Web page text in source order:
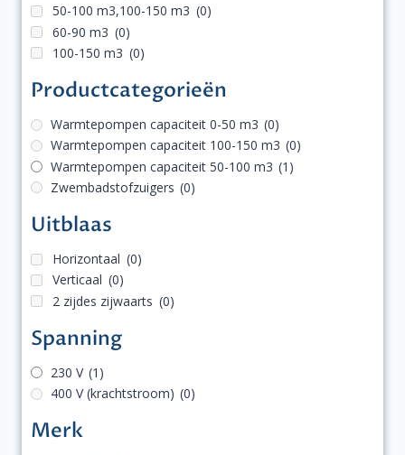
50-100 m3,100-150 m3 (0)
60-90 m3 (0)
100-150 m3 (0)
Productcategorieën
Warmtepompen capaciteit 0-50 m3 (0)
Warmtepompen capaciteit 100-150 m3 (0)
Warmtepompen capaciteit 50-100 m3 (1)
Zwembadstofzuigers (0)
Uitblaas
Horizontaal (0)
Verticaal (0)
2 zijdes zijwaarts (0)
Spanning
230 V (1)
400 V (krachtstroom) (0)
Merk